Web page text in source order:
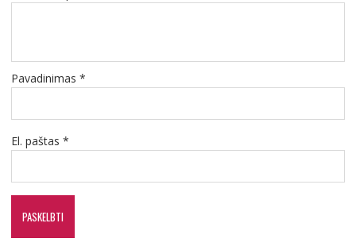
Pavadinimas *
El. paštas *